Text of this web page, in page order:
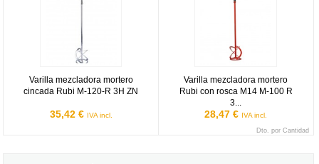
Varilla mezcladora mortero
cincada Rubi M-120-R 3H ZN
35,42 € IVA incl.
Varilla mezcladora mortero
Rubi con rosca M14 M-100 R
3...
28,47 € IVA incl.
Dto. por Cantidad